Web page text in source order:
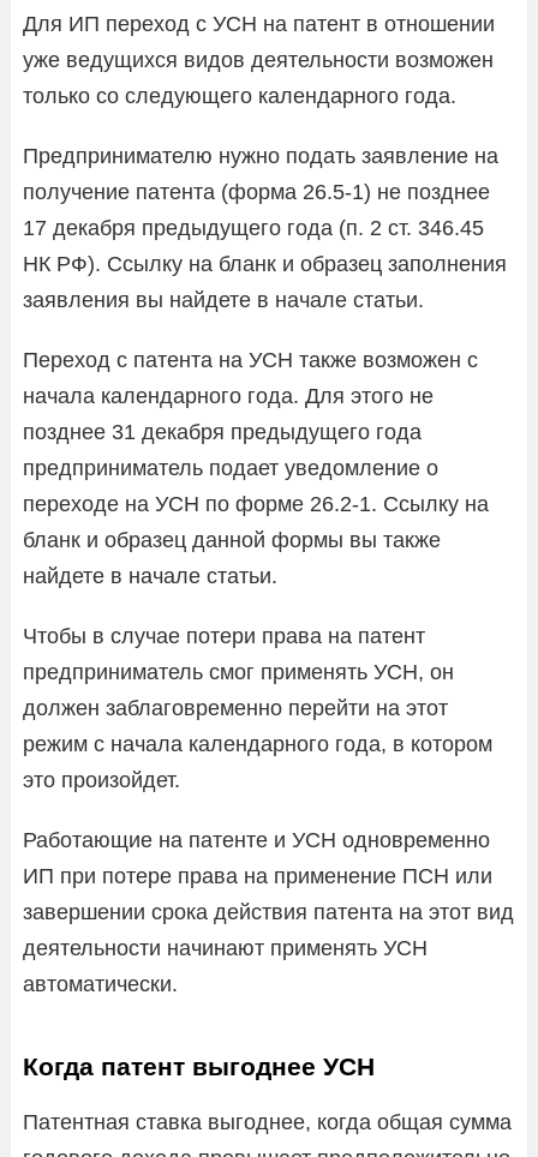
Для ИП переход с УСН на патент в отношении
уже ведущихся видов деятельности возможен
только со следующего календарного года.
Предпринимателю нужно подать заявление на
получение патента (форма 26.5-1) не позднее
17 декабря предыдущего года (п. 2 ст. 346.45
НК РФ). Ссылку на бланк и образец заполнения
заявления вы найдете в начале статьи.
Переход с патента на УСН также возможен с
начала календарного года. Для этого не
позднее 31 декабря предыдущего года
предприниматель подает уведомление о
переходе на УСН по форме 26.2-1. Ссылку на
бланк и образец данной формы вы также
найдете в начале статьи.
Чтобы в случае потери права на патент
предприниматель смог применять УСН, он
должен заблаговременно перейти на этот
режим с начала календарного года, в котором
это произойдет.
Работающие на патенте и УСН одновременно
ИП при потере права на применение ПСН или
завершении срока действия патента на этот вид
деятельности начинают применять УСН
автоматически.
Когда патент выгоднее УСН
Патентная ставка выгоднее, когда общая сумма